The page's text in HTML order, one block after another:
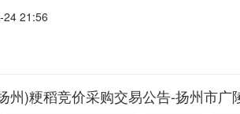
21:56
州)粳稻竞价采购交易公告-扬州市广